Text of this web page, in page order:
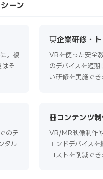
ーン
。複
はそ
企業研修・
VRを使った安全
のデバイスを短期
い研修を実施でき
のテ
タル
コンテンツ
VR/MR映像制作
エンドデバイスを
コストを削減でき